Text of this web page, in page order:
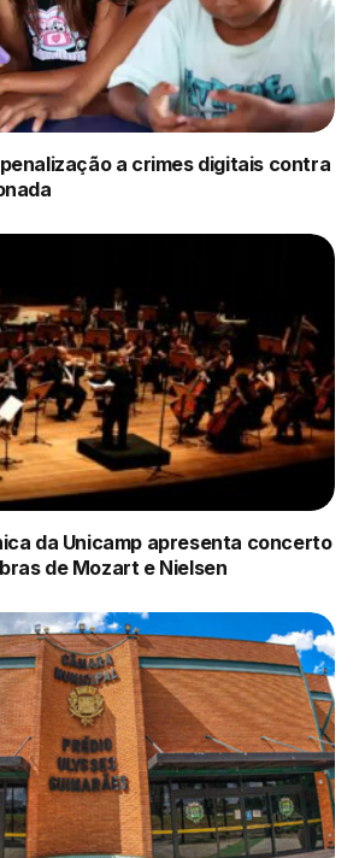
a crimes digitais contra
da Unicamp apresenta concerto
de Mozart e Nielsen